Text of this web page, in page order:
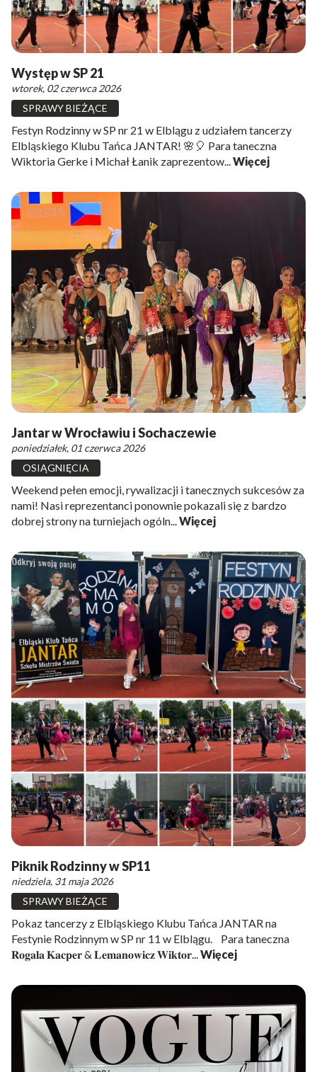
Występ w SP 21
wtorek, 02 czerwca 2026
SPRAWY BIEŻĄCE
Festyn Rodzinny w SP nr 21 w Elblągu z udziałem tancerzy
Elbląskiego Klubu Tańca JANTAR! 🌸🎈 Para taneczna
Wiktoria Gerke i Michał Łanik zaprezentow...Więcej
Jantar w Wrocławiu i Sochaczewie
poniedziałek, 01 czerwca 2026
OSIĄGNIĘCIA
Weekend pełen emocji, rywalizacji i tanecznych sukcesów za
nami! Nasi reprezentanci ponownie pokazali się z bardzo
dobrej strony na turniejach ogóln...Więcej
Piknik Rodzinny w SP11
niedziela, 31 maja 2026
SPRAWY BIEŻĄCE
Pokaz tancerzy z Elbląskiego Klubu Tańca JANTAR na
Festynie Rodzinnym w SP nr 11 w Elblągu. Para taneczna
𝐑𝐨𝐠𝐚𝐥𝐚 𝐊𝐚𝐜𝐩𝐞𝐫 & 𝐋𝐞𝐦𝐚𝐧𝐨𝐰𝐢𝐜𝐳 𝐖𝐢𝐤𝐭𝐨𝐫...Więcej